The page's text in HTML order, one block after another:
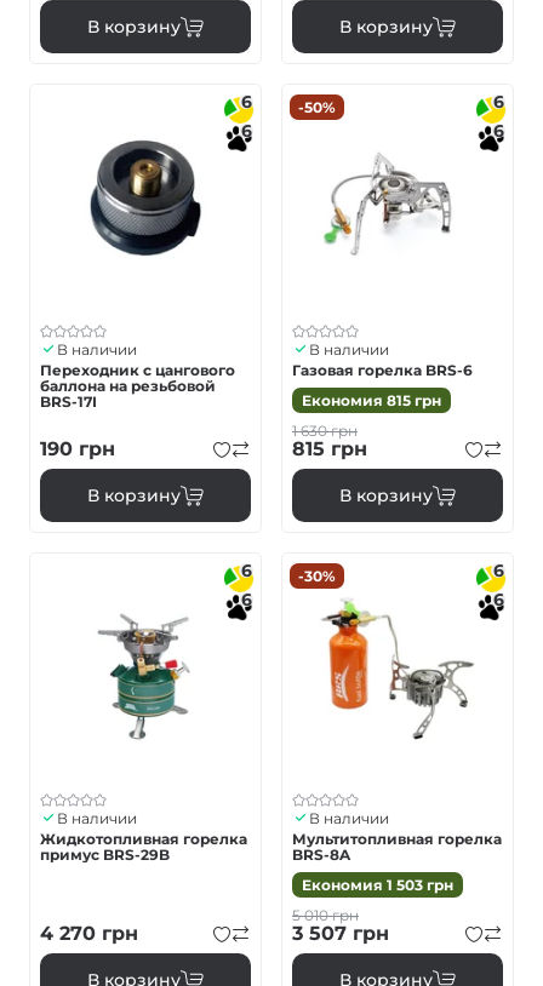
В корзину В корзину
6
6
В наличии
Переходник с цангового
баллона на резьбовой
BRS-17I
190 грн
В корзину
-50%
6
6
В наличии
Газовая горелка BRS-6
Економия 815 грн
1 630грн
815 грн
В корзину
6
6
В наличии
Жидкотопливная горелка
примус BRS-29B
4 270 грн
В корзину
-30%
6
6
В наличии
Мультитопливная горелка
BRS-8A
Економия 1 503 грн
5 010грн
3 507 грн
В корзину